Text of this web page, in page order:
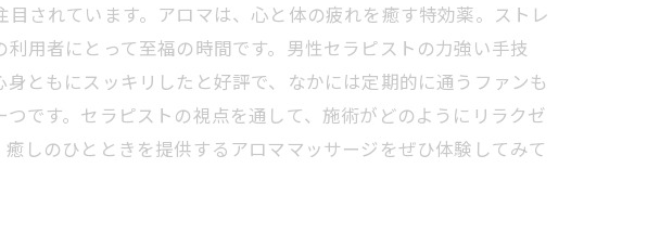
されています。アロマは、心と体の疲れを癒す特効薬。ストレ
用者にとって至福の時間です。男性セラピストの力強い手技
ともにスッキリしたと好評で、なかには定期的に通うファンも
です。セラピストの視点を通して、施術がどのようにリラクゼ
しのひとときを提供するアロママッサージをぜひ体験してみて